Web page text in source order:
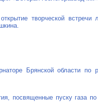
творческой
.
Брянской области по
посвященные пуску газа